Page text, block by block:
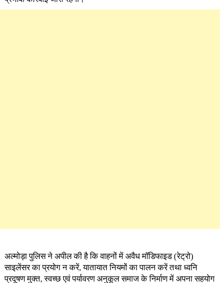
अल्मोड़ा पुलिस ने अपील की है कि वाहनों में अवैध मॉडिफाइड (रेट्रो)
साइलेंसर का प्रयोग न करें, यातायात नियमों का पालन करें तथा ध्वनि
प्रदूषण मुक्त, स्वच्छ एवं पर्यावरण अनुकूल समाज के निर्माण में अपना सहयोग